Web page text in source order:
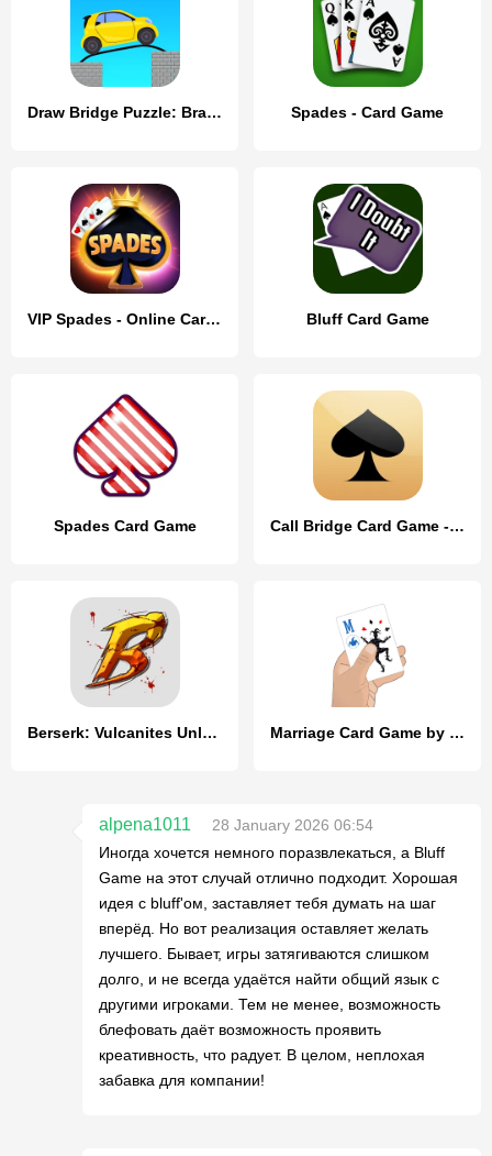
Draw Bridge Puzzle: Brain Game Spades - Card Game
VIP Spades - Online Card Game Bluff Card Game
Spades Card Game Call Bridge Card Game - Spades
Berserk: Vulcanites Unleashed Marriage Card Game by Bhoos
alpena1011
28 January 2026 06:54
Иногда хочется немного поразвлекаться, а Bluff
Game на этот случай отлично подходит. Хорошая
идея с bluff'ом, заставляет тебя думать на шаг
вперёд. Но вот реализация оставляет желать
лучшего. Бывает, игры затягиваются слишком
долго, и не всегда удаётся найти общий язык с
другими игроками. Тем не менее, возможность
блефовать даёт возможность проявить
креативность, что радует. В целом, неплохая
забавка для компании!